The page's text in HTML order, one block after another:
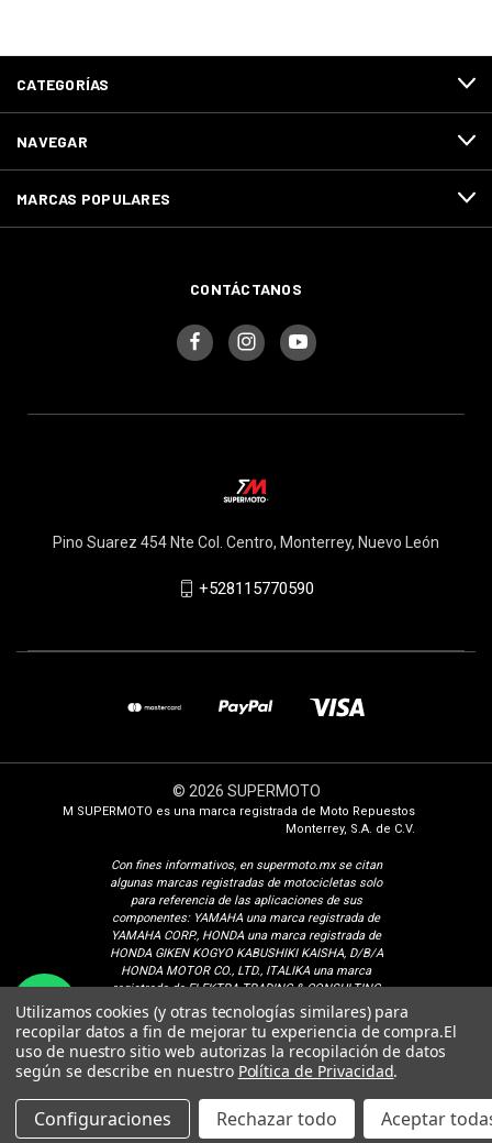
¿Cómo podemos ayudarte?
CATEGORÍAS
NAVEGAR
MARCAS POPULARES
CONTÁCTANOS
Pino Suarez 454 Nte Col. Centro, Monterrey, Nuevo León
+528115770590
© 2026 SUPERMOTO
M SUPERMOTO es una marca registrada de Moto Repuestos
Monterrey, S.A. de C.V.
Con fines informativos, en supermoto.mx se citan
algunas marcas registradas de motocicletas solo
para referencia de las aplicaciones de sus
componentes: YAMAHA una marca registrada de
YAMAHA CORP., HONDA una marca registrada de
HONDA GIKEN KOGYO KABUSHIKI KAISHA, D/B/A
HONDA MOTOR CO., LTD., ITALIKA una marca
registrada de ELEKTRA TRADING & CONSULTING
GROUP, S.A. DE C.V., SUZUKI una marca registrada
de SUZUKI MOTOR CORPORATION, VENTO una
marca registrada de Isaac Calderon Birch, KURAZAI
una marca registrada de Grupo Famsa S.A.B. de C.V.,
DINAMO una marca registrada de CONSORCIO
de Veloci Motors S.A. de C.V. BAJAJ una marca
registrada de BAJAJ AUTO LIMITED, TVS una marca
Utilizamos cookies (y otras tecnologías similares) para
recopilar datos a fin de mejorar tu experiencia de compra.El
uso de nuestro sitio web autorizas la recopilación de datos
según se describe en nuestro Política de Privacidad.
Configuraciones Rechazar todo Aceptar